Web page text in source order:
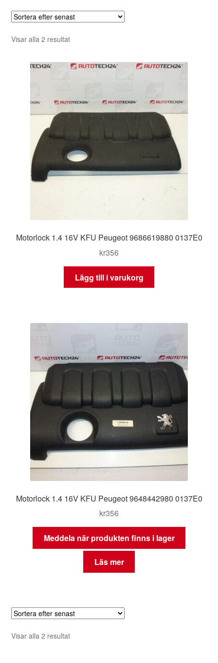
Visar alla 2 resultatSortera
senaste
Motorlock 1.4 16V KFU Peugeot 9686619880 0137E0
kr356
Lägg till i varukorg
Motorlock 1.4 16V KFU Peugeot 9648442980 0137E0
kr356
Meddela när produkten finns i lager
Läs mer
Visar alla 2 resultatSortera